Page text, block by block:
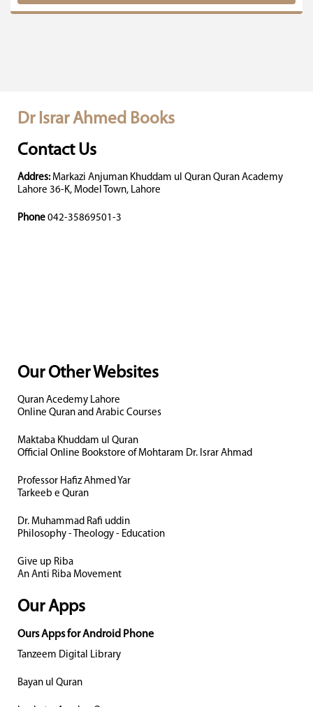
Dr Israr Ahmed Books
Contact Us
Addres: Markazi Anjuman Khuddam ul Quran Quran Academy
Lahore 36-K, Model Town, Lahore
Phone 042-35869501-3
Our Other Websites
Quran Acedemy Lahore
Online Quran and Arabic Courses
Maktaba Khuddam ul Quran
Official Online Bookstore of Mohtaram Dr. Israr Ahmad
Professor Hafiz Ahmed Yar
Tarkeeb e Quran
Dr. Muhammad Rafi uddin
Philosophy - Theology - Education
Give up Riba
An Anti Riba Movement
Our Apps
Ours Apps for Android Phone
Tanzeem Digital Library
Bayan ul Quran